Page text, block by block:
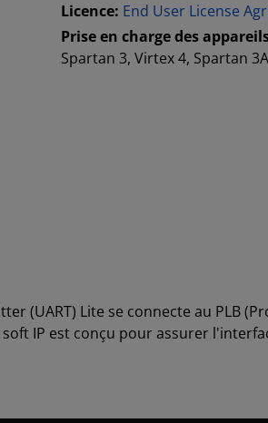
Licence: End User License
Prise en charge des
Spartan 3, Virtex 4, Spartan
(UART) Lite se connecte au PLB
IP est conçu pour assurer